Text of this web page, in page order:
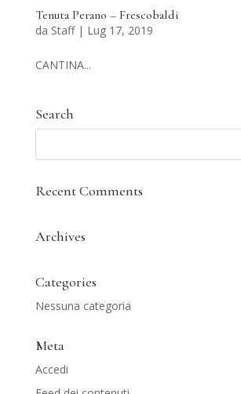
Tenuta Perano – Frescobaldi
da Staff| Lug 17, 2019
CANTINA...
Search
Recent Comments
Archives
Categories
Nessuna categoria
Meta
Accedi